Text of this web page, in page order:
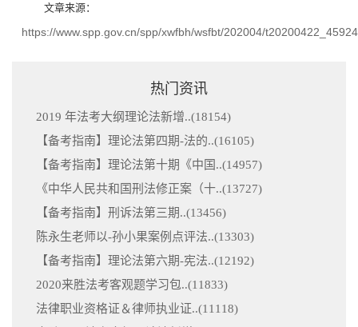
文章来源：
https://www.spp.gov.cn/spp/xwfbh/wsfbt/202004/
热门资讯
2019 年法考大纲理论法新增..(18154)
【备考指南】理论法第四期-法的..(16105)
【备考指南】理论法第十期《中国..(14957)
《中华人民共和国刑法修正案（十..(13727)
【备考指南】刑诉法第三期..(13456)
陈永生老师以-孙小果案例点评法..(13303)
【备考指南】理论法第六期-宪法..(12192)
2020来胜法考客观题学习包..(11833)
法律职业资格证＆律师执业证..(11118)